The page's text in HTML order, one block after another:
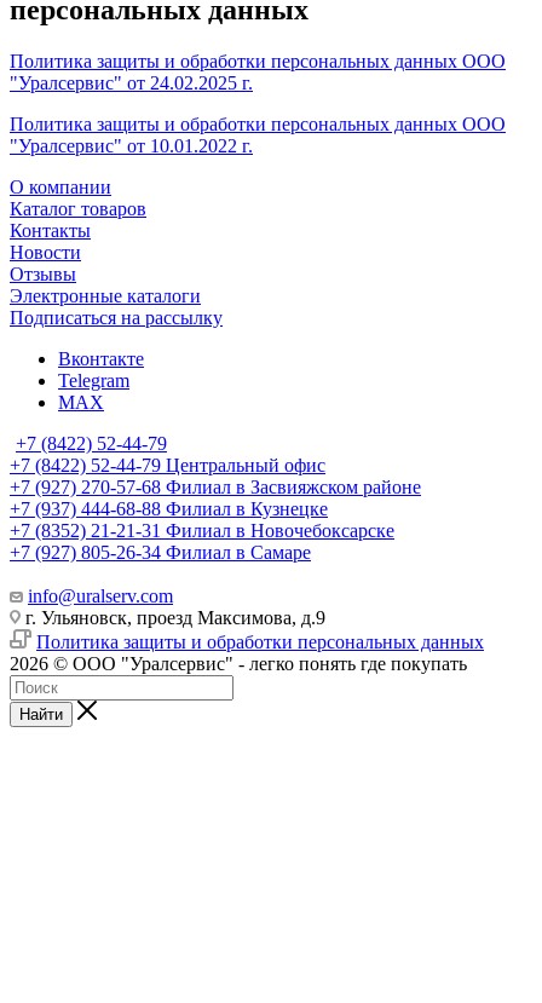
персональных данных
Политика защиты и обработки персональных данных ООО
"Уралсервис" от 24.02.2025 г.
Политика защиты и обработки персональных данных ООО
"Уралсервис" от 10.01.2022 г.
О компании
Каталог товаров
Контакты
Новости
Отзывы
Электронные каталоги
Подписаться на рассылку
Вконтакте
Telegram
MAX
+7 (8422) 52-44-79
+7 (8422) 52-44-79 Центральный офис
+7 (927) 270-57-68 Филиал в Засвияжском районе
+7 (937) 444-68-88 Филиал в Кузнецке
+7 (8352) 21-21-31 Филиал в Новочебоксарске
+7 (927) 805-26-34 Филиал в Самаре
info@uralserv.com
г. Ульяновск, проезд Максимова, д.9
Политика защиты и обработки персональных данных
2026 © ООО "Уралсервис" - легко понять где покупать
Найти